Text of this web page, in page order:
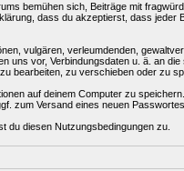
bemühen sich, Beiträge mit
dass du akzeptierst, dass
vulgären, verleumdenden,
uns vor, Verbindungsdaten u. ä. an
bearbeiten, zu verschieben oder zu
auf deinem Computer zu
zum Versand eines neuen
du diesen Nutzungsbedingungen zu.